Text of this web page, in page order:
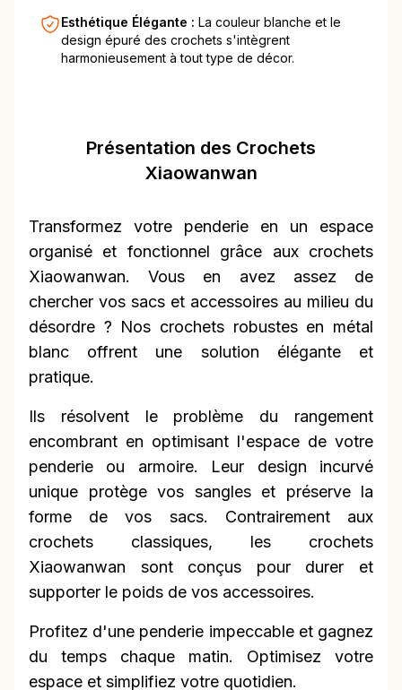
Esthétique Élégante : La couleur blanche et le
design épuré des crochets s'intègrent
harmonieusement à tout type de décor.
Présentation des Crochets
Xiaowanwan
Transformez votre penderie en un espace
organisé et fonctionnel grâce aux crochets
Xiaowanwan. Vous en avez assez de
chercher vos sacs et accessoires au milieu du
désordre ? Nos crochets robustes en métal
blanc offrent une solution élégante et
pratique.
Ils résolvent le problème du rangement
encombrant en optimisant l'espace de votre
penderie ou armoire. Leur design incurvé
unique protège vos sangles et préserve la
forme de vos sacs. Contrairement aux
crochets classiques, les crochets
Xiaowanwan sont conçus pour durer et
supporter le poids de vos accessoires.
Profitez d'une penderie impeccable et gagnez
du temps chaque matin. Optimisez votre
espace et simplifiez votre quotidien.